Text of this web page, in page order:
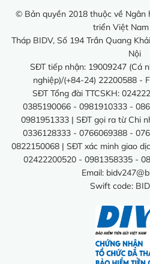
© Bản quyền 2018 thuộc về Ngân
triển Việt Nam
Tháp BIDV, Số 194 Trần Quang
Nội
SĐT tiếp nhận: 19009247 (Cá
nghiệp)/(+84-24) 22200588 -
SĐT Tổng đài TTCSKH:
0385190066 - 0981910333 -
0981951333 | SĐT gọi ra từ Chi
0336128333 - 0766069388 -
0822150068 | SĐT xác minh giao
02422200520 - 0981358335 -
Email:
Swift code: